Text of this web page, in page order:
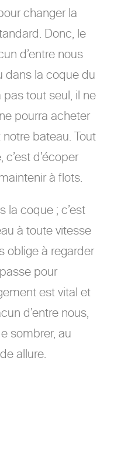
changer la
Donc, le
d’entre nous
dans la coque du
tout seul, il ne
pourra acheter
notre bateau. Tout
d’écoper
à flots.
la coque ; c’est
à toute vitesse
oblige à regarder
pour
est vital et
d’entre nous,
sombrer, au
allure.